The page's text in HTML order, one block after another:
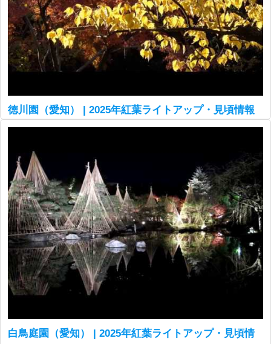
徳川園（愛知） | 2025年紅葉ライトアップ・見頃情報
白鳥庭園（愛知） | 2025年紅葉ライトアップ・見頃情